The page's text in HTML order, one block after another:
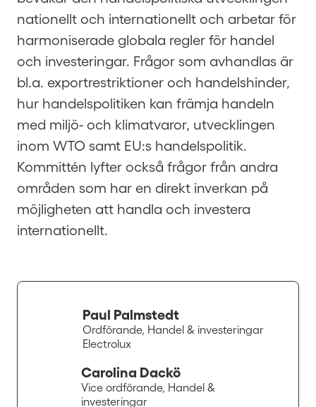
nationellt och internationellt och arbetar för
harmoniserade globala regler för handel
och investeringar. Frågor som avhandlas är
bl.a. exportrestriktioner och handelshinder,
hur handelspolitiken kan främja handeln
med miljö- och klimatvaror, utvecklingen
inom WTO samt EU:s handelspolitik.
Kommittén lyfter också frågor från andra
områden som har en direkt inverkan på
möjligheten att handla och investera
internationellt.
Paul Palmstedt
Ordförande, Handel & investeringar
Electrolux
Carolina Dackö
Vice ordförande, Handel &
investeringar